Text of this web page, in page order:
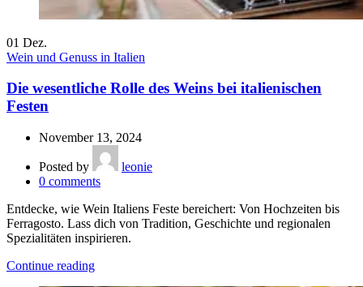
01 Dez.
Wein und Genuss in Italien
Die wesentliche Rolle des Weins bei italienischen
Festen
November 13, 2024
Posted by
leonie
0 comments
Entdecke, wie Wein Italiens Feste bereichert: Von Hochzeiten bis
Ferragosto. Lass dich von Tradition, Geschichte und regionalen
Spezialitäten inspirieren.
Continue reading